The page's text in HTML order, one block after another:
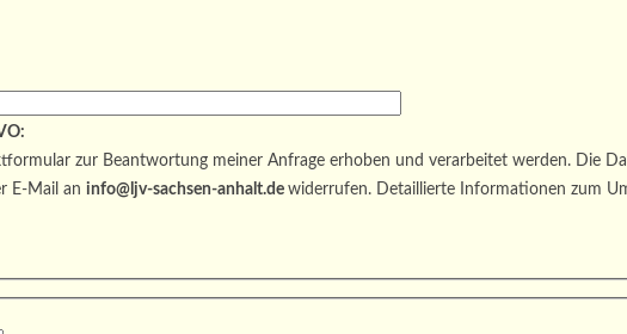
zur Beantwortung meiner Anfrage erhoben und verarbeitet werden. Die
E-Mail an info@ljv-sachsen-anhalt.de widerrufen. Detaillierte Informationen zum